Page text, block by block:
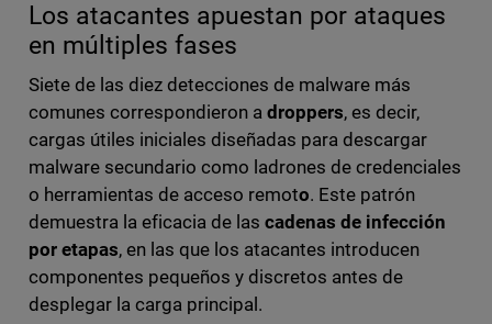
Los atacantes apuestan por ataques
en múltiples fases
Siete de las diez detecciones de malware más
comunes correspondieron a droppers, es decir,
cargas útiles iniciales diseñadas para descargar
malware secundario como ladrones de credenciales
o herramientas de acceso remoto. Este patrón
demuestra la eficacia de las cadenas de infección
por etapas, en las que los atacantes introducen
componentes pequeños y discretos antes de
desplegar la carga principal.